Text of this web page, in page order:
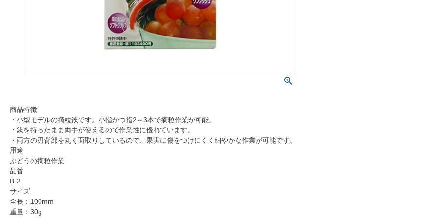
商品特徴
・小型モデルの摘粒鋏です。小指かつ指2～3本で摘粒作業が可能。
・鋏を持ったまま両手が使えるので作業性に優れています。
・両方の刃背部を丸く面取りしているので、果実に傷をつけにくく細やかな作業が可能です。
用途
ぶどうの摘粒作業
品番
B-2
サイズ
全長：100mm
重量：30g